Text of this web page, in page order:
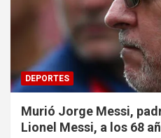
DEPORTES
Murió Jorge Messi,
Lionel Messi, a los 68